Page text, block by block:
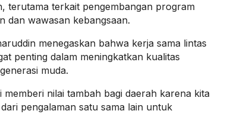
terutama terkait pengembangan program
dan wawasan kebangsaan.
menegaskan bahwa kerja sama lintas
penting dalam meningkatkan kualitas
muda.
memberi nilai tambah bagi daerah karena kita
pengalaman satu sama lain untuk